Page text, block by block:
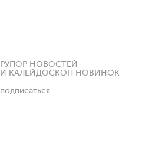
РУПОР НОВОСТЕЙ
И КАЛЕЙДОСКОП НОВИНОК
подписаться